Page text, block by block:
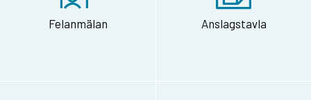
Felanmälan Anslagstavla